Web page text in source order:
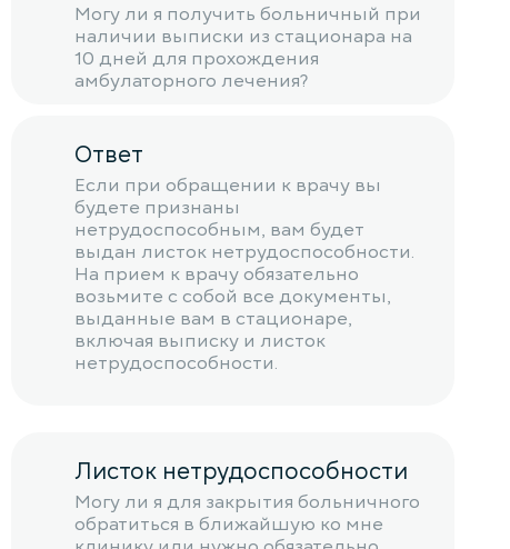
Могу ли я получить больничный при
наличии выписки из стационара на
10 дней для прохождения
амбулаторного лечения?
Ответ
Если при обращении к врачу вы
будете признаны
нетрудоспособным, вам будет
выдан листок нетрудоспособности.
На прием к врачу обязательно
возьмите с собой все документы,
выданные вам в стационаре,
включая выписку и листок
нетрудоспособности.
Листок нетрудоспособности
Могу ли я для закрытия больничного
обратиться в ближайшую ко мне